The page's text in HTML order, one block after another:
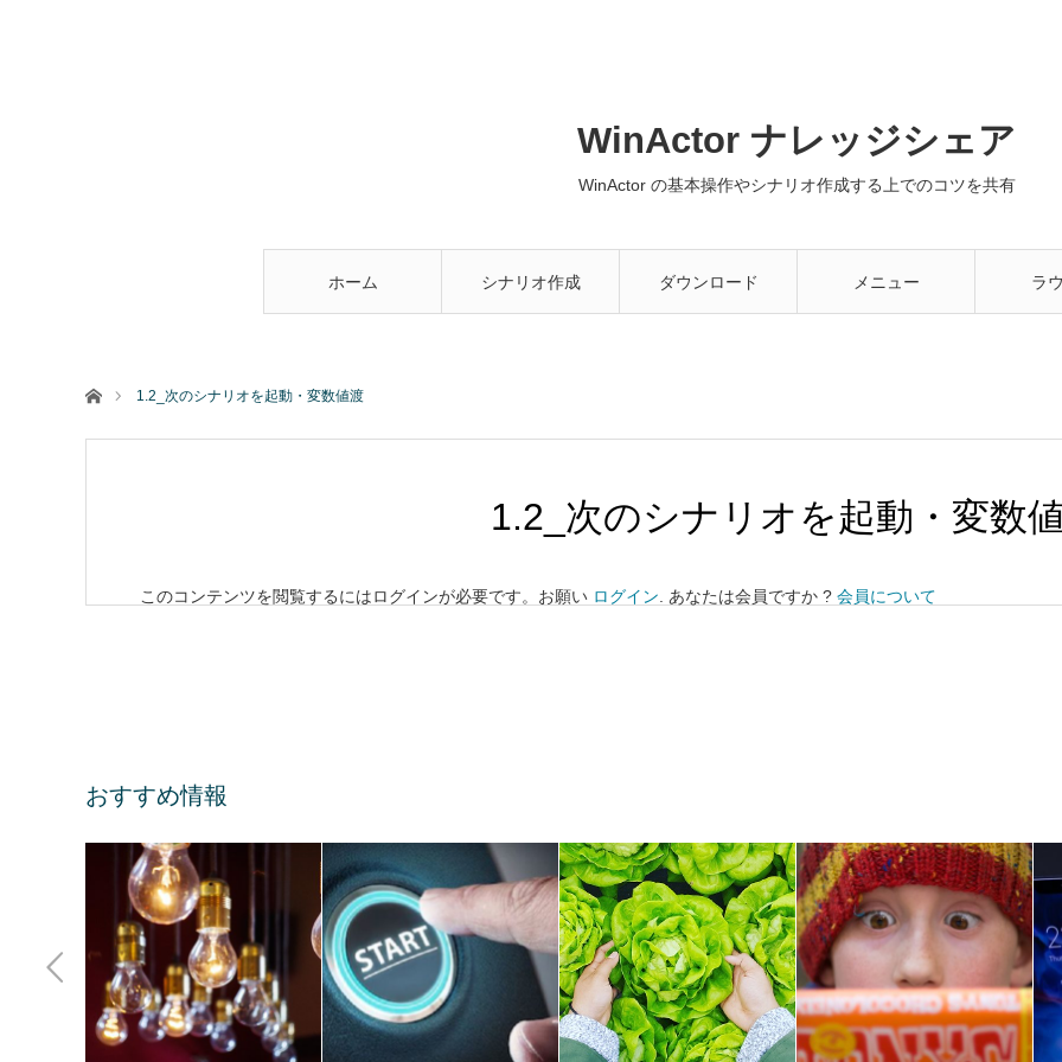
WinActor ナレッジシェア
WinActor の基本操作やシナリオ作成する上でのコツを共有
ホーム シナリオ作成 ダウンロード メニュー ラ
ホーム1.2_次のシナリオを起動・変数値渡
1.2_次のシナリオを起動・変数
このコンテンツを閲覧するにはログインが必要です。お願い ログイン . あなたは会員ですか ? 会員について
おすすめ情報